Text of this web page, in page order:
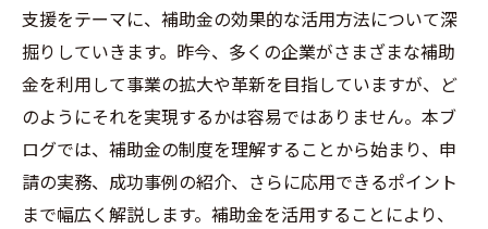
支援をテーマに、補助金の効果的な活用方法について深
掘りしていきます。昨今、多くの企業がさまざまな補助
金を利用して事業の拡大や革新を目指していますが、ど
のようにそれを実現するかは容易ではありません。本ブ
ログでは、補助金の制度を理解することから始まり、申
請の実務、成功事例の紹介、さらに応用できるポイント
まで幅広く解説します。補助金を活用することにより、